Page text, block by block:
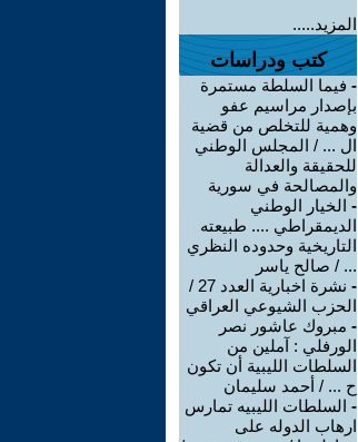
المزيد.....
كتب ودراسات
- فيما السلطة مستمرة
بإصدار مراسيم عفو
وهمية للتخلص من قضية
ال ... / المجلس الوطني
للحقيقة والعدالة
والمصالحة في سورية
- الخيار الوطني
الديمقراطي .... طبيعته
التاريخية وحدوده النظري
... / صالح ياسر
-
نشرة اخبارية العدد 27 /
الحزب الشيوعي العراقي
- مبروك عاشور نصر
الورفلي : آملين من
السلطات الليبية أن تكون
ح ... / أحمد سليمان
- السلطات الليبيه تمارس
ارهاب الدوله على